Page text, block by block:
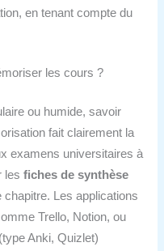
en tenant compte du
les cours ?
ou humide, savoir
fait clairement la
examens universitaires à
lesfiches de synthèse
chapitre. Les applications
Trello, Notion, ou
Anki, Quizlet)